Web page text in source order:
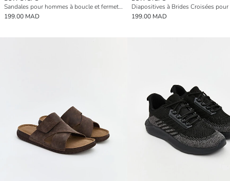
Sandales pour hommes à boucle et fermeture auto-agrippante
199.00 MAD
199.00 MAD